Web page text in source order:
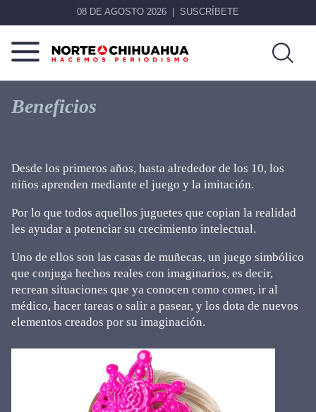
08 DE AGOSTO 2026 SUSCRÍBETE
Norte
De
Chihuahua
Más
que
noticias,
Beneficios
Desde los primeros años, hasta alrededor de los 10, los
niños aprenden mediante el juego y la imitación.
Por lo que todos aquellos juguetes que copian la realidad
les ayudar a potenciar su crecimiento intelectual.
Uno de ellos son las casas de muñecas, un juego simbólico
que conjuga hechos reales con imaginarios, es decir,
recrean situaciones que ya conocen como comer, ir al
médico, hacer tareas o salir a pasear, y los dota de nuevos
elementos creados por su imaginación.